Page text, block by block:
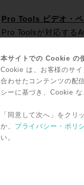
Pro Tools ビデオ・
Pro Toolsが対応する
EUCON 互換性
EUCON各バージョン
macOS Sonomaに対
Pro Toolsアップグレ
アップグレード・コ
本サイトでの Cookie の
Cookie は、お客様のサ
合わせたコンテンツの配
シーに基づき、Cookie な
「同意して次へ」をク
か、 プライバシー・ポリ
い。